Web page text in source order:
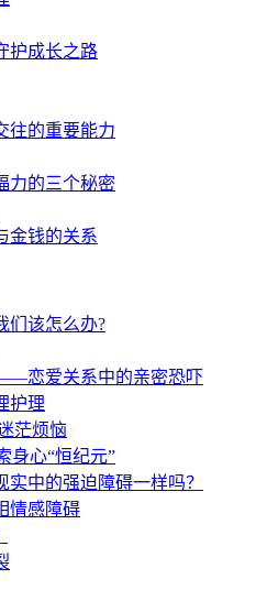
护成长之路
的重要能力
力的三个秘密
金钱的关系
们该怎么办?
恋爱关系中的亲密恐吓
护理
茫烦恼
身心“恒纪元”
实中的强迫障碍一样吗？
情感障碍